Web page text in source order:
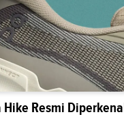
Hike Resmi